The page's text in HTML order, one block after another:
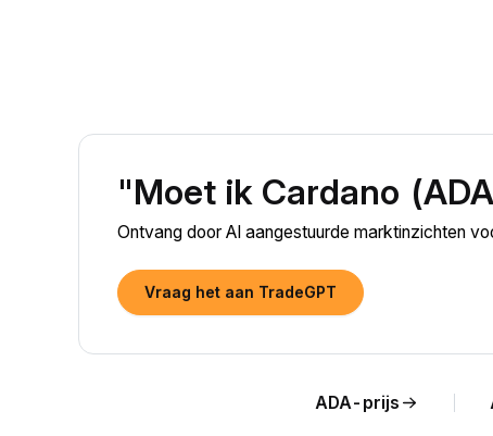
"Moet ik Cardano
Ontvang door AI aangestuurde marktinzichten
Vraag het aan TradeGPT
ADA-prijs